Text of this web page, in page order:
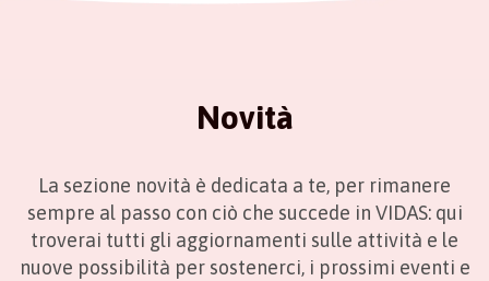
Novità
La sezione novità è dedicata a te, per rimanere
sempre al passo con ciò che succede in VIDAS: qui
troverai tutti gli aggiornamenti sulle attività e le
nuove possibilità per sostenerci, i prossimi eventi e